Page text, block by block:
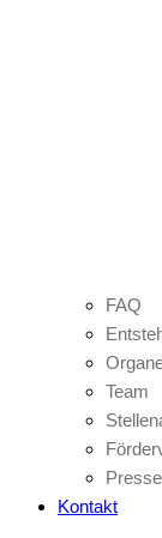
FAQ
Team
Presse
Kontakt